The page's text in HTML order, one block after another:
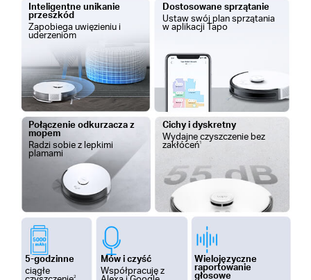
Inteligentne unikanie
przeszkód
Zapobiega uwięzieniu i
uderzeniom
Dostosowane sprzątanie
Ustaw swój plan sprzątania
w aplikacji Tapo
Połączenie odkurzacza z
mopem
Radzi sobie z lepkimi
plamami
Cichy i dyskretny
Wydajne czyszczenie bez
zakłóceń1
5-godzinne
ciągłe
2
Mów i czyść
Współpracuję z
Wielojęzyczne
raportowanie
głosowe